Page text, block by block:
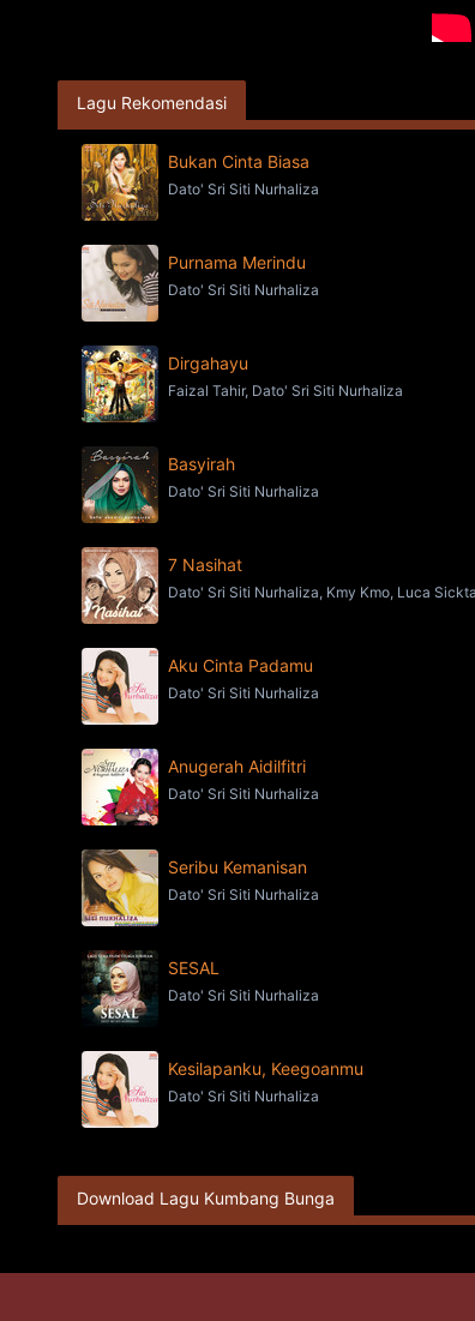
Lagu Rekomendasi
Bukan Cinta Biasa
Dato' Sri Siti Nurhaliza
Purnama Merindu
Dato' Sri Siti Nurhaliza
Dirgahayu
Faizal Tahir, Dato' Sri Siti Nurhaliza
Basyirah
Dato' Sri Siti Nurhaliza
7 Nasihat
Dato' Sri Siti Nurhaliza, Kmy Kmo, Luca Sickta
Aku Cinta Padamu
Dato' Sri Siti Nurhaliza
Anugerah Aidilfitri
Dato' Sri Siti Nurhaliza
Seribu Kemanisan
Dato' Sri Siti Nurhaliza
SESAL
Dato' Sri Siti Nurhaliza
Kesilapanku, Keegoanmu
Dato' Sri Siti Nurhaliza
Download Lagu Kumbang Bunga